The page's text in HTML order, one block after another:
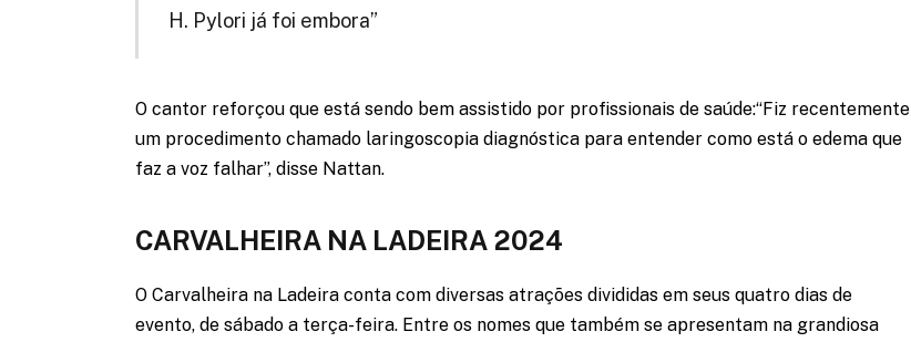
H. Pylori já foi embora”
O cantor reforçou que está sendo bem assistido por profissionais de saúde:“Fiz recentemente
um procedimento chamado laringoscopia diagnóstica para entender como está o edema que
faz a voz falhar”, disse Nattan.
CARVALHEIRA NA LADEIRA 2024
O Carvalheira na Ladeira conta com diversas atrações divididas em seus quatro dias de
evento, de sábado a terça-feira. Entre os nomes que também se apresentam na grandiosa